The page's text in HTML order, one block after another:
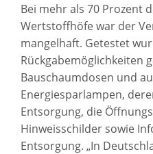
Bei mehr als 70 Prozent
Wertstoffhöfe war der
mangelhaft. Getestet
Rückgabemöglichkeiten
Bauschaumdosen und
Energiesparlampen,
Entsorgung, die
Hinweisschilder sowie
Entsorgung. „In